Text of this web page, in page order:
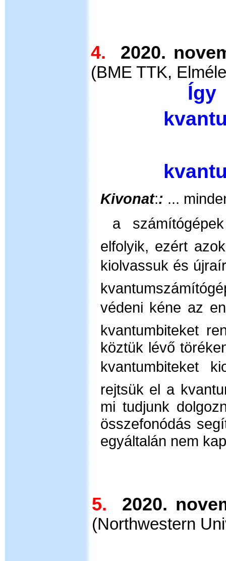
4. 2020.
(BME TTK,
Kivonat:: ...
 a
elfolyik, ezért
kiolvassuk és
védeni kéne az
kvantumbiteket
köztük lévő
kvantumbiteket
rejtsük el a
mi tudjunk
összefonódás
egyáltalán nem
5. 2020.
(Northwestern